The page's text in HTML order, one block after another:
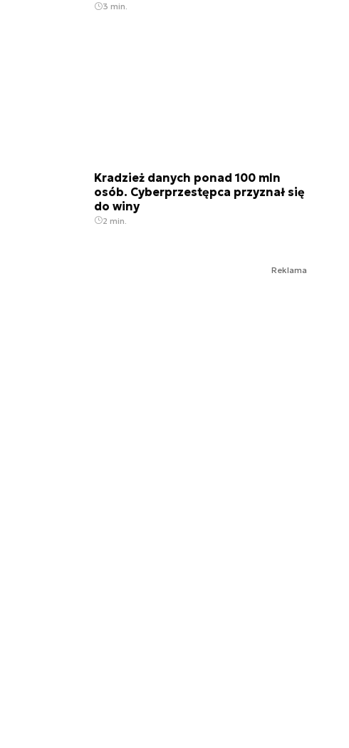
3 min.
Kradzież danych ponad 100 mln
osób. Cyberprzestępca przyznał się
do winy
2 min.
Reklama